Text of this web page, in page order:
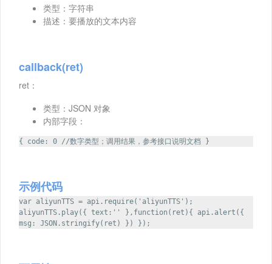
类型：字符串
描述：要播放的文本内容
callback(ret)
ret：
类型：JSON 对象
内部字段：
{ code: 0 //数字类型；调用结果，参考接口说明文档 }
示例代码
var aliyunTTS = api.require('aliyunTTS');
aliyunTTS.play({ text:'' },function(ret){ api.alert({
msg: JSON.stringify(ret) }) });